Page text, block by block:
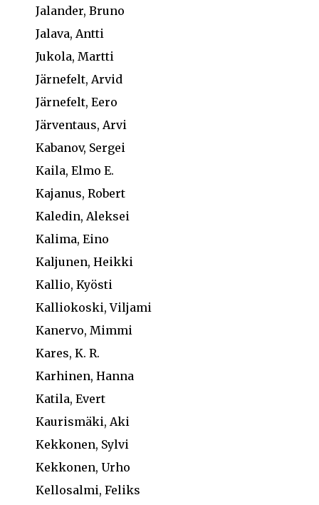
Jalander, Bruno
Jalava, Antti
Jukola, Martti
Järnefelt, Arvid
Järnefelt, Eero
Järventaus, Arvi
Kabanov, Sergei
Kaila, Elmo E.
Kajanus, Robert
Kaledin, Aleksei
Kalima, Eino
Kaljunen, Heikki
Kallio, Kyösti
Kalliokoski, Viljami
Kanervo, Mimmi
Kares, K. R.
Karhinen, Hanna
Katila, Evert
Kaurismäki, Aki
Kekkonen, Sylvi
Kekkonen, Urho
Kellosalmi, Feliks